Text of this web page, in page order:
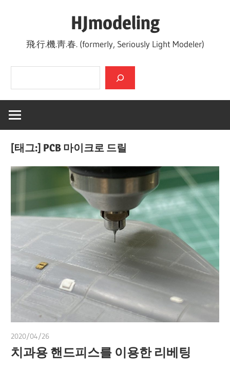
HJmodeling
飛.行.機.靑.春. (formerly, Seriously Light Modeler)
검색
[태그:] PCB 마이크로 드릴
2020/04/26
치과용 핸드피스를 이용한 리베팅